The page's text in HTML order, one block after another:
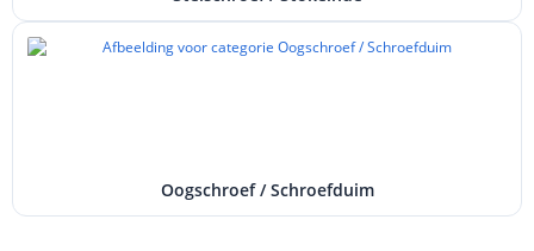
Oogschroef / Schroefduim